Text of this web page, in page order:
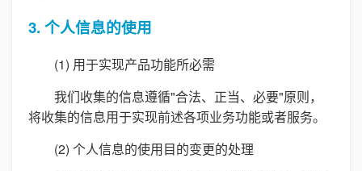
3. 个人信息的使用
(1) 用于实现产品功能所必需
我们收集的信息遵循"合法、正当、必要"原则，
将收集的信息用于实现前述各项业务功能或者服务。
(2) 个人信息的使用目的变更的处理